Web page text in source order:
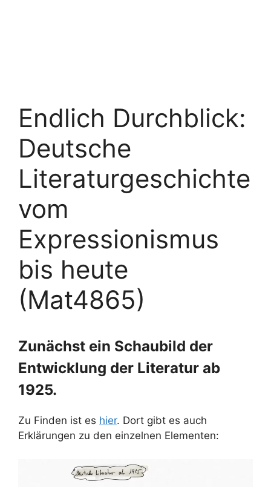
Endlich Durchblick:
Deutsche
Literaturgeschichte
vom
Expressionismus
bis heute
(Mat4865)
Zunächst ein Schaubild der
Entwicklung der Literatur ab
1925.
Zu Finden ist es hier. Dort gibt es auch
Erklärungen zu den einzelnen Elementen: